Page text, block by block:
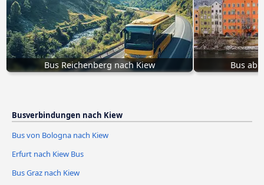
Bus Reichenberg nach Kiew Bus ab
Busverbindungen nach Kiew
Bus von Bologna nach Kiew
Erfurt nach Kiew Bus
Bus Graz nach Kiew